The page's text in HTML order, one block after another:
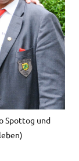
Spottog und